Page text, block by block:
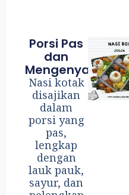
Porsi Pas
dan
Mengenyangkan
Nasi kotak
disajikan
dalam
porsi yang
pas,
lengkap
dengan
lauk pauk,
sayur, dan